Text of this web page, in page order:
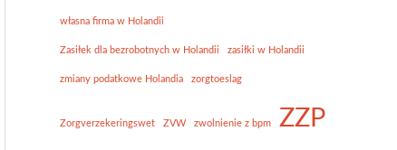
własna firma w Holandii
Zasiłek dla bezrobotnych w Holandii zasiłki w Holandii
zmiany podatkowe Holandia zorgtoeslag
Zorgverzekeringswet ZVW zwolnienie z bpm ZZP